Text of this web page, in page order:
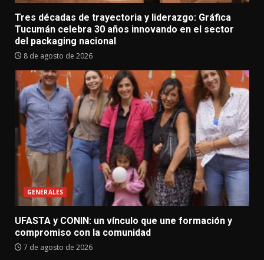
Tres décadas de trayectoria y liderazgo: Gráfica
Tucumán celebra 30 años innovando en el sector
del packaging nacional
8 de agosto de 2026
GENERALES
UFASTA y CONIN: un vínculo que une formación y
compromiso con la comunidad
7 de agosto de 2026